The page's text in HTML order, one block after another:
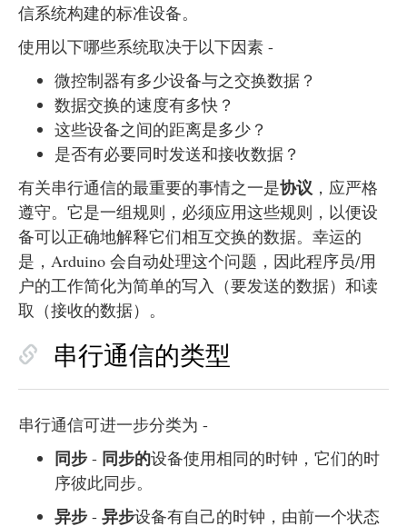
信系统构建的标准设备。
使用以下哪些系统取决于以下因素 -
微控制器有多少设备与之交换数据？
数据交换的速度有多快？
这些设备之间的距离是多少？
是否有必要同时发送和接收数据？
有关串行通信的最重要的事情之一是协议 ，应严格
遵守。它是一组规则，必须应用这些规则，以便设
备可以正确地解释它们相互交换的数据。幸运的
是，Arduino 会自动处理这个问题，因此程序员/用
户的工作简化为简单的写入（要发送的数据）和读
取（接收的数据）。
串行通信的类型
串行通信可进一步分类为 -
同步 - 同步的设备使用相同的时钟，它们的时
序彼此同步。
异步 - 异步设备有自己的时钟，由前一个状态